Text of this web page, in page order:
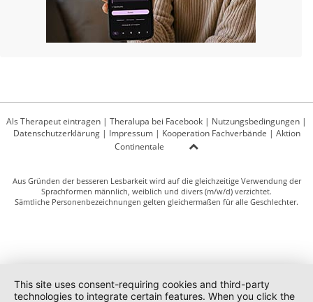
Als Therapeut eintragen | Theralupa bei Facebook | Nutzungsbedingungen |
Datenschutzerklärung| Impressum| Kooperation Fachverbände | Aktion
Continentale
Aus Gründen der besseren Lesbarkeit wird auf die gleichzeitige Verwendung der
Sprachformen männlich, weiblich und divers (m/w/d) verzichtet.
Sämtliche Personenbezeichnungen gelten gleichermaßen für alle Geschlechter.
This site uses consent-requiring cookies and third-party
technologies to integrate certain features. When you click the